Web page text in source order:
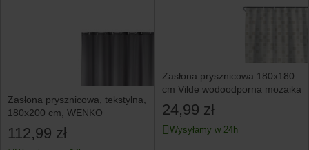
Zasłona prysznicowa, tekstylna,
180x200 cm, WENKO
112,99 zł
Zasłona prysznicowa 180x180
cm Vilde wodoodporna mozaika
24,99 zł
Wysyłamy w 24h